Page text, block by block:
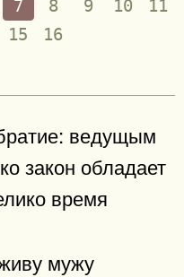
7 8 9 10
11
15 16
ведущым
закон обладает
время
мужу